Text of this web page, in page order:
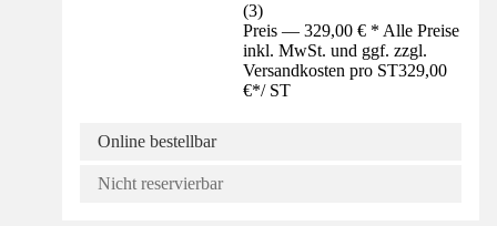
(3)
Preis — 329,00 € * Alle Preise
inkl. MwSt. und ggf. zzgl.
Versandkosten pro ST329,00
€*/ ST
Online bestellbar
Nicht reservierbar